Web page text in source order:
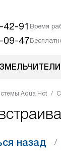
42-91 Время
09-47
Aqua Hot
назад